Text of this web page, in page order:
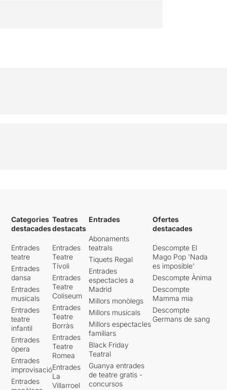
Categories
destacades
Entrades
teatre
Entrades
dansa
Entrades
musicals
Entrades
teatre
infantil
Entrades
òpera
Entrades
improvisació
Entrades
Teatres
destacats
Entrades
Teatre
Tívoli
Entrades
Teatre
Coliseum
Entrades
Teatre
Borràs
Entrades
Teatre
Romea
Entrades
La
Villarroel
Entrades
Abonaments
teatrals
Tiquets Regal
Entrades
espectacles a
Madrid
Millors monòlegs
Millors musicals
Millors espectacles
familiars
Black Friday
Teatral
Guanya entrades
de teatre gratis -
concursos
Ofertes
destacades
Descompte El
Mago Pop 'Nada
es imposible'
Descompte Ànima
Descompte
Mamma mia
Descompte
Germans de sang